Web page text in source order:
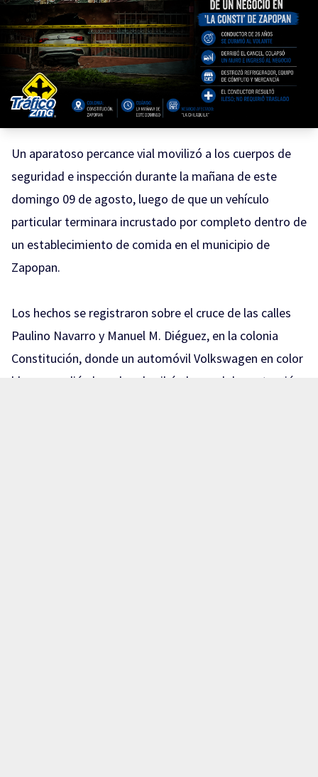
Un aparatoso percance vial movilizó a los cuerpos de
seguridad e inspección durante la mañana de este
domingo 09 de agosto, luego de que un vehículo
particular terminara incrustado por completo dentro de
un establecimiento de comida en el municipio de
Zapopan.
Los hechos se registraron sobre el cruce de las calles
Paulino Navarro y Manuel M. Diéguez, en la colonia
Constitución, donde un automóvil Volkswagen en color
blanco perdió el rumbo, derribó el cancel de protección